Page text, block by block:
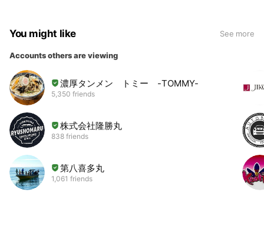
You might like See more
Accounts others are viewing
濃厚タンメン トミー -TOMMY-
5,350 friends
株式会社隆勝丸
838 friends
第八喜多丸
1,061 friends